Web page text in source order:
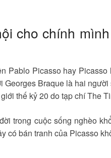
cho chính
Pablo Picasso hay
Braque là hai
thế kỷ 20 do tạp chí The
trong cuộc sống nghèo
có bán tranh của Picasso